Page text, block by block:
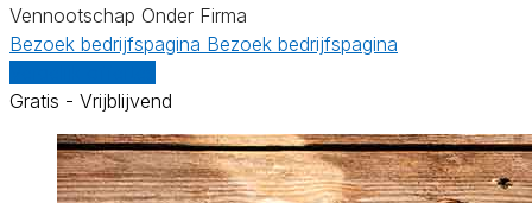
Vennootschap Onder Firma
Bezoek bedrijfspagina Bezoek bedrijfspagina
Gratis - Vrijblijvend